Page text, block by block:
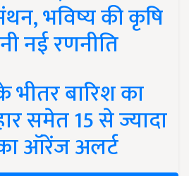
भविष्य की कृषि
नई रणनीति
बारिश का
समेत 15 से ज्यादा
ऑरेंज अलर्ट